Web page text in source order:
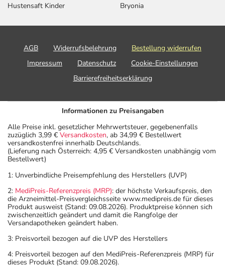
Hustensaft Kinder
Bryonia
AGB Widerrufsbelehrung
Bestellung widerrufen
Impressum
Datenschutz
Cookie-Einstellungen
Barrierefreiheitserklärung
Informationen zu Preisangaben
Alle Preise inkl. gesetzlicher Mehrwertsteuer, gegebenenfalls
zuzüglich 3,99 € Versandkosten, ab 34,99 € Bestellwert
versandkostenfrei innerhalb Deutschlands.
(Lieferung nach Österreich: 4,95 € Versandkosten unabhängig vom
Bestellwert)
1: Unverbindliche Preisempfehlung des Herstellers (UVP)
2: MediPreis-Referenzpreis (MRP): der höchste Verkaufspreis, den
die Arzneimittel-Preisvergleichsseite www.medipreis.de für dieses
Produkt ausweist (Stand: 09.08.2026). Produktpreise können sich
zwischenzeitlich geändert und damit die Rangfolge der
Versandapotheken geändert haben.
3: Preisvorteil bezogen auf die UVP des Herstellers
4: Preisvorteil bezogen auf den MediPreis-Referenzpreis (MRP) für
dieses Produkt (Stand: 09.08.2026).